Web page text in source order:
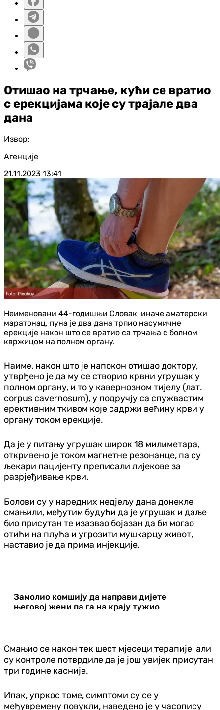
Отишао на трчање, кући се вратио
с ерекцијама које су трајале два
дана
Извор:
Агенције
21.11.2023 13:41
Неименовани 44-годишњи Словак, иначе аматерски
маратонац, пуна је два дана трпио насумичне
ерекције након што се вратио са трчања с болном
квржицом на полном органу.
Наиме, након што је напокон отишао доктору,
утврђено је да му се створио крвни угрушак у
полном органу, и то у кавернозном тијелу (лат.
corpus cavernosum), у подручју са спужвастим
ерективним ткивом које садржи већину крви у
органу током ерекције.
Да је у питању угрушак широк 18 милиметара,
откривено је током магнетне резонанце, па су
љекари пацијенту преписали лијекове за
разрјеђивање крви.
Болови су у наредних недјељу дана донекле
смањили, међутим будући да је угрушак и даље
био присутан те изазвао бојазан да би могао
отићи на плућа и угрозити мушкарцу живот,
наставио је да прима инјекције.
Замолио комшију да направи дијете
његовој жени па га на крају тужио
Смањио се након тек шест мјесеци терапије, али
су контроле потврдиле да је још увијек присутан
три године касније.
Ипак, упркос томе, симптоми су се у
међувремену повукли, наведено је у часопису